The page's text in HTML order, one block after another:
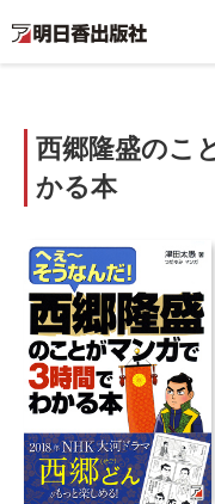
西郷隆盛のこ
かる本